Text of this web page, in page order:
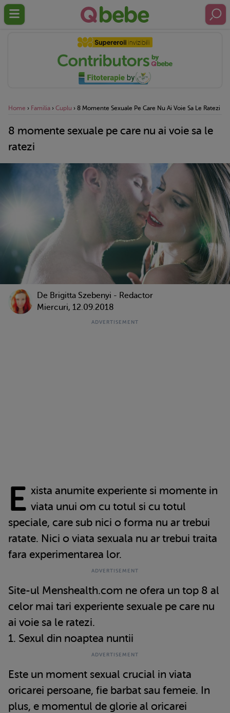
Home › Familia › Cuplu › 8 Momente Sexuale Pe Care Nu Ai Voie Sa Le Ratezi
8 momente sexuale pe care nu ai voie sa le
ratezi
De Brigitta Szebenyi - Redactor
Miercuri, 12.09.2018
E xista anumite experiente si momente in
viata unui om cu totul si cu totul
speciale, care sub nici o forma nu ar trebui
ratate. Nici o viata sexuala nu ar trebui traita
fara experimentarea lor.
Site-ul Menshealth.com ne ofera un top 8 al
celor mai tari experiente sexuale pe care nu
ai voie sa le ratezi.
1. Sexul din noaptea nuntii
Este un moment sexual crucial in viata
oricarei persoane, fie barbat sau femeie. In
plus, e momentul de glorie al oricarei